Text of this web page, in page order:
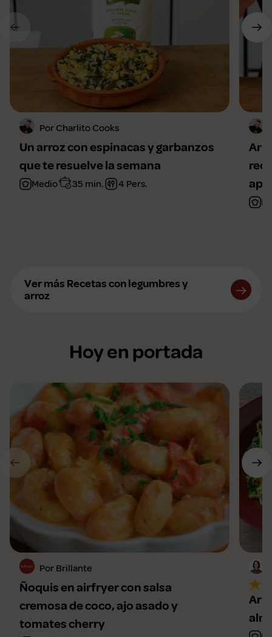
Por Charlito Cooks
Un arroz con espinacas y garbanzos
que te resuelve la semana
Medio 35 min. 4 Pers.
Ver más Recetas con legumbres y
arroz
Hoy en portada
Por Brillante
Ñoquis en airfryer con salsa
cremosa de coco, ajo asado y
tomates cherry